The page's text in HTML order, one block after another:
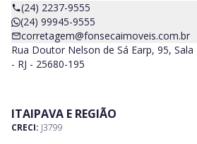
(24) 2237-9555
(24) 99945-9555
corretagem@fonsecaimoveis.com.br
Rua Doutor Nelson de Sá Earp, 95,
- RJ - 25680-195
ITAIPAVA E REGIÃO
CRECI: J3799